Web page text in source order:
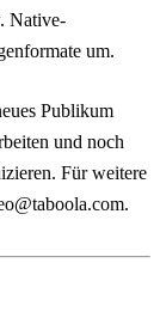
Native-
um.
Publikum
und noch
Für weitere